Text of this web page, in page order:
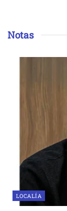
Notas
LOCALÍA